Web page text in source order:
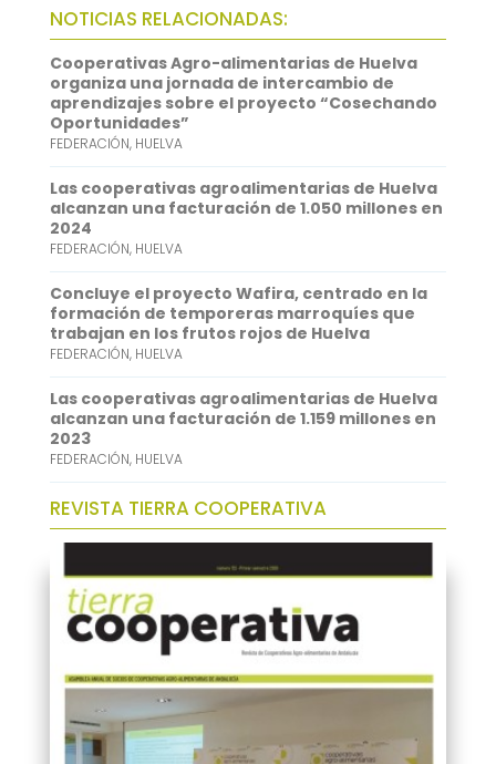
b
o
o
k
t
t
e
r
a
i
l
h
a
t
s
A
p
p
L
i
n
k
e
d
I
n
NOTICIAS RELACIONADAS:
Cooperativas Agro-alimentarias de Huelva
organiza una jornada de intercambio de
aprendizajes sobre el proyecto “Cosechando
Oportunidades”
FEDERACIÓN, HUELVA
Las cooperativas agroalimentarias de Huelva
alcanzan una facturación de 1.050 millones en
2024
FEDERACIÓN, HUELVA
Concluye el proyecto Wafira, centrado en la
formación de temporeras marroquíes que
trabajan en los frutos rojos de Huelva
FEDERACIÓN, HUELVA
Las cooperativas agroalimentarias de Huelva
alcanzan una facturación de 1.159 millones en
2023
FEDERACIÓN, HUELVA
REVISTA TIERRA COOPERATIVA